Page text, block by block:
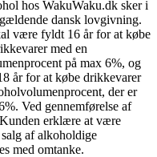
hos WakuWaku.dk sker i
dansk lovgivning.
være fyldt 16 år for at købe
med en
på max 6%, og
år for at købe drikkevarer
der er
Ved gennemførelse af
erklære at være
af alkoholdige
med omtanke.